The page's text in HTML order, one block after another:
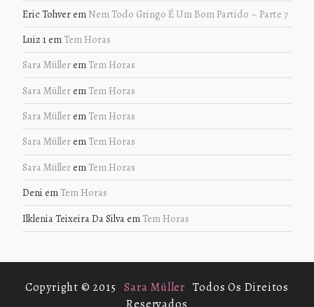
Eric Tohverem Nem Todo Gringo É Um Bom Partido – Parte 7
Luiz 1em Tem Horas
Sara Müllerem Tem Horas
Sara Müllerem Tem Horas
Sara Müllerem Tem Horas
Sara Müllerem Tem Horas
Sara Müllerem Tem Horas
Deni em Tem Horas
Ilklenia Teixeira Da Silvaem Tem Horas
Copyright © 2015 Sara Müller Todos Os Direitos